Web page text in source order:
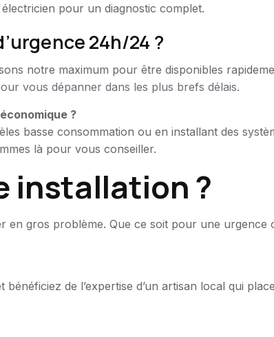
pour un diagnostic complet.
24h/24 ?
notre maximum pour être disponibles
vous dépanner dans les plus brefs délais.
?
basse consommation ou en installant des
là pour vous conseiller.
installation ?
en gros problème. Que ce soit pour une urgence
bénéficiez de l’expertise d’un artisan local qui